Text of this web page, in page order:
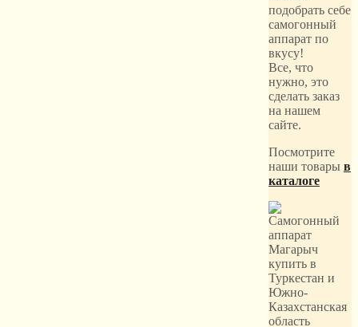
подобрать себе
самогонный
аппарат по
вкусу!
Все, что
нужно, это
сделать заказ
на нашем
сайте.
Посмотрите
наши товары в
каталоге